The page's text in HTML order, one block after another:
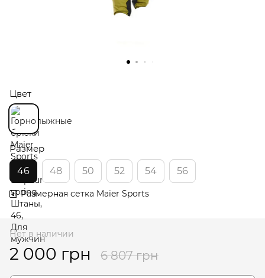
Цвет
Размер
46
48 50 52 54 56
Размерная сетка Maier Sports
Нет в наличии
2 000 грн 6 807 грн